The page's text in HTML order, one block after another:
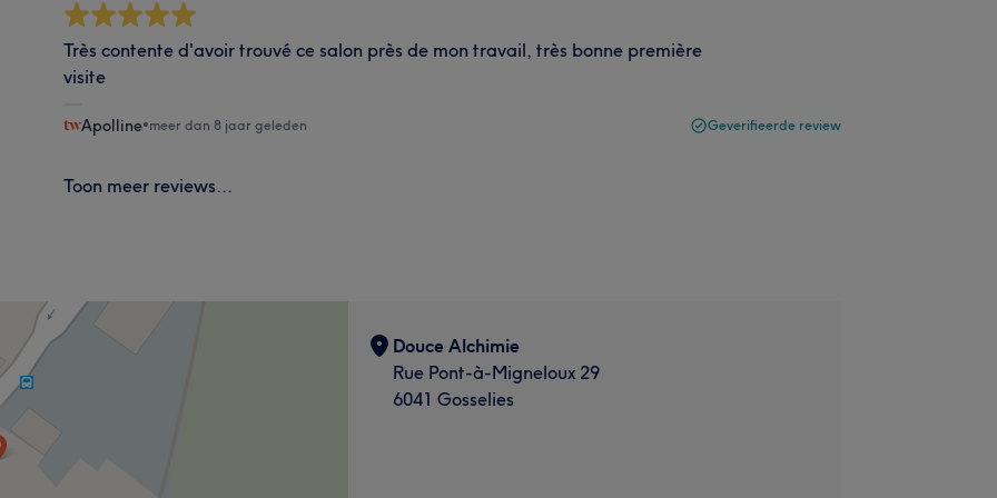
Très contente d'avoir trouvé ce salon près de mon travail, très bonne première
visite
Apolline•meer dan 8 jaar geleden Geverifieerde review
Toon meer reviews...
Douce Alchimie
Rue Pont-à-Migneloux 29
6041 Gosselies